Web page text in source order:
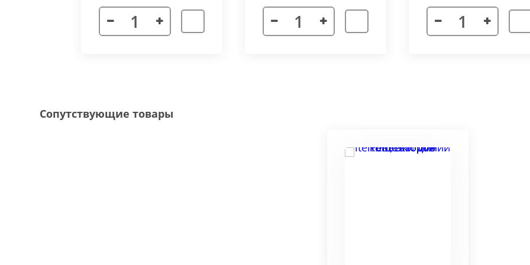
Декоративная рамка выполнена из алюминия. Придает прибору завершенности и помогает
напольного покрытия и короба конвектора, а также увеличивает жесткость короба.
соединения 70 градусов.
большей длины, конвектор собирается из отдельных сегментов.
Сопутствующие товары